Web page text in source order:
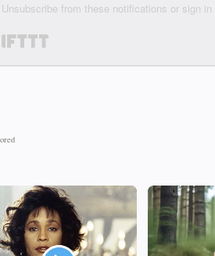
Unsubscribe from these notifications or sign